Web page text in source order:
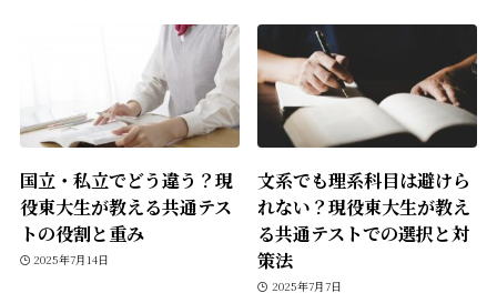
国立・私立でどう違う？現
役東大生が教える共通テス
トの役割と重み
2025年7月14日
文系でも理系科目は避けら
れない？現役東大生が教え
る共通テストでの選択と対
策法
2025年7月7日